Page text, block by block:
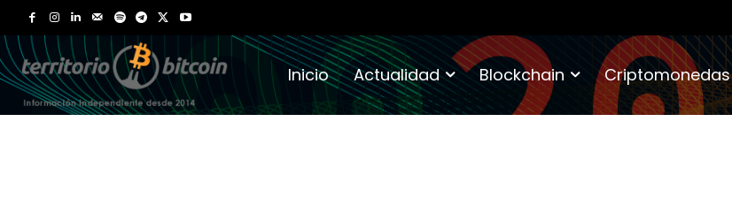
Inicio Actualidad Blockchain Criptomonedas